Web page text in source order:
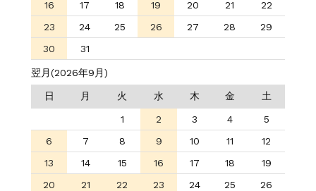
16
17 18 19 20 21
22
23
24 25 26 27 28
29
30
31
翌月(2026年9月)
日 月 火 水 木 金 土
1 2 3 4
5
6
7 8 9 10 11
12
13
14 15 16 17 18
19
20
21 22 23 24 25
26